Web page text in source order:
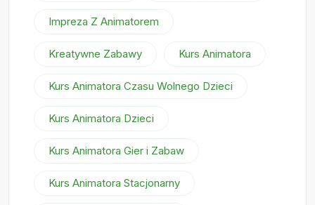
Impreza Z Animatorem
Kreatywne Zabawy Kurs Animatora
Kurs Animatora Czasu Wolnego Dzieci
Kurs Animatora Dzieci
Kurs Animatora Gier i Zabaw
Kurs Animatora Stacjonarny